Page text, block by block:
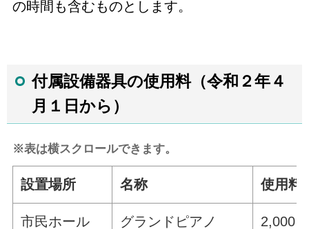
の時間も含むものとします。
付属設備器具の使用料（令和２年４
月１日から）
※表は横スクロールできます。
設置場所 名称 使用料
市民ホール グランドピアノ 2,000円